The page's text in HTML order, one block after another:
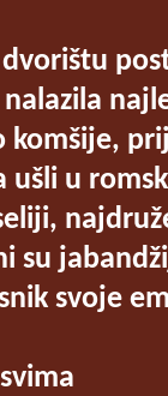
komšije,
ušli u
su
svoje